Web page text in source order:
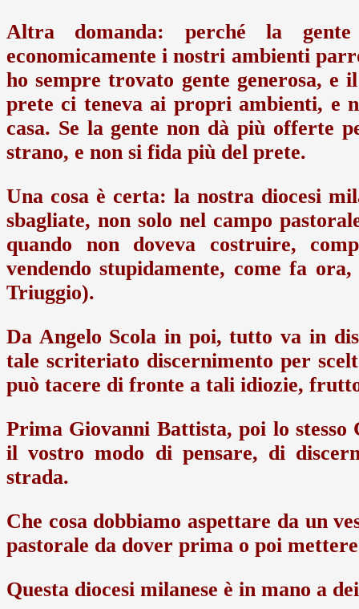
Altra domanda: perché la
economicamente i nostri ambienti
ho sempre trovato gente generosa,
prete ci teneva ai propri ambienti, e
casa. Se la gente non dà più offerte
strano, e non si fida più del prete.
Una cosa è certa: la nostra diocesi
sbagliate, non solo nel campo
quando non doveva costruire,
vendendo stupidamente, come fa
Triuggio).
Da Angelo Scola in poi, tutto va in
tale scriteriato discernimento per
può tacere di fronte a tali idiozie,
Prima Giovanni Battista, poi lo
il vostro modo di pensare, di
strada.
Che cosa dobbiamo aspettare da un
pastorale da dover prima o poi
Questa diocesi milanese è in mano a